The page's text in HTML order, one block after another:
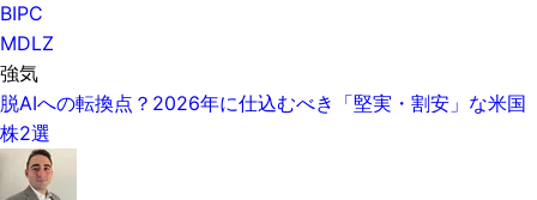
BIPC
MDLZ
強気
脱AIへの転換点？2026年に仕込むべき「堅実・割安」な米国
株2選